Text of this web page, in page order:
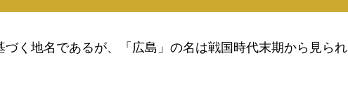
く地名であるが、「広島」の名は戦国時代末期から見られ